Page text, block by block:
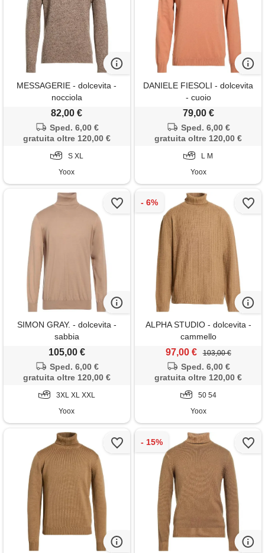
MESSAGERIE - dolcevita -
nocciola
82,00 €
Sped. 6,00 €
gratuita oltre 120,00 €
S XL
Yoox
DANIELE FIESOLI - dolcevita
- cuoio
79,00 €
Sped. 6,00 €
gratuita oltre 120,00 €
L M
Yoox
SIMON GRAY. - dolcevita -
sabbia
105,00 €
Sped. 6,00 €
gratuita oltre 120,00 €
3XL XL XXL
Yoox
ALPHA STUDIO - dolcevita -
cammello
97,00 € 103,00 €
Sped. 6,00 €
gratuita oltre 120,00 €
50 54
Yoox